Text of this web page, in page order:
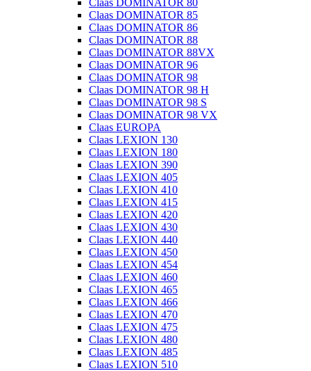
Claas DOMINATOR 80
Claas DOMINATOR 85
Claas DOMINATOR 86
Claas DOMINATOR 88
Claas DOMINATOR 88VX
Claas DOMINATOR 96
Claas DOMINATOR 98
Claas DOMINATOR 98 H
Claas DOMINATOR 98 S
Claas DOMINATOR 98 VX
Claas EUROPA
Claas LEXION 130
Claas LEXION 180
Claas LEXION 390
Claas LEXION 405
Claas LEXION 410
Claas LEXION 415
Claas LEXION 420
Claas LEXION 430
Claas LEXION 440
Claas LEXION 450
Claas LEXION 454
Claas LEXION 460
Claas LEXION 465
Claas LEXION 466
Claas LEXION 470
Claas LEXION 475
Claas LEXION 480
Claas LEXION 485
Claas LEXION 510